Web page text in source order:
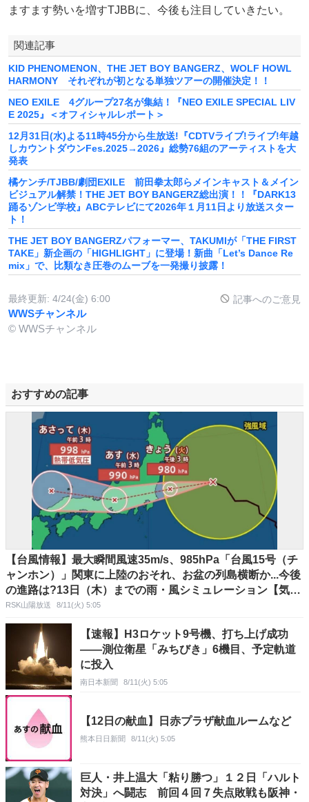
ますます勢いを増すTJBBに、今後も注目していきたい。
関連記事
KID PHENOMENON、THE JET BOY BANGERZ、WOLF HOWL
HARMONY それぞれが初となる単独ツアーの開催決定！！
NEO EXILE 4グループ27名が集結！『NEO EXILE SPECIAL LIV
E 2025』＜オフィシャルレポート＞
12月31日(水)よる11時45分から生放送!『CDTVライブ!ライブ!年越
しカウントダウンFes.2025→2026』総勢76組のアーティストを大
発表
橘ケンチ/TJBB/劇団EXILE 前田拳太郎らメインキャスト＆メイン
ビジュアル解禁！THE JET BOY BANGERZ総出演！！『DARK13
踊るゾンビ学校』ABCテレビにて2026年１月11日より放送スター
ト！
THE JET BOY BANGERZパフォーマー、TAKUMIが「THE FIRST
TAKE」新企画の「HIGHLIGHT」に登場！新曲「Let’s Dance Re
mix」で、比類なき圧巻のムーブを一発撮り披露！
最終更新: 4/24(金) 6:00 記事へのご意見
WWSチャンネル
© WWSチャンネル
おすすめの記事
【台風情報】最大瞬間風速35m/s、985hPa「台風15号（チ
ャンホン）」関東に上陸のおそれ、お盆の列島横断か...今後
の進路は?13日（木）までの雨・風シミュレーション【気象
庁11日午前3時45分発表】
RSK山陽放送 8/11(火) 5:05
【速報】H3ロケット9号機、打ち上げ成功
――測位衛星「みちびき」6機目、予定軌道
に投入
南日本新聞 8/11(火) 5:05
【12日の献血】日赤プラザ献血ルームなど
熊本日日新聞 8/11(火) 5:05
巨人・井上温大「粘り勝つ」１２日「ハルト
対決」へ闘志 前回４回７失点敗戦も阪神・